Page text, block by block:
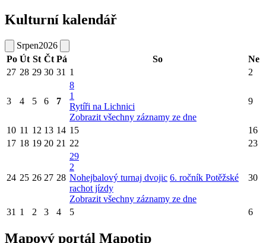
Kulturní kalendář
Srpen2026
Po Út St Čt Pá So
Ne
27 28 29 30 31 1 2
3 4 5 6 7
8
1
Rytíři na Lichnici
Zobrazit všechny záznamy ze dne
9
10 11 12 13 14 15
16
17 18 19 20 21 22 23
24 25 26 27 28
29
2
Nohejbalový turnaj dvojic 6. ročník Potěžské
rachot jízdy
Zobrazit všechny záznamy ze dne
30
31 1 2 3 4 5 6
Mapový portál Mapotip